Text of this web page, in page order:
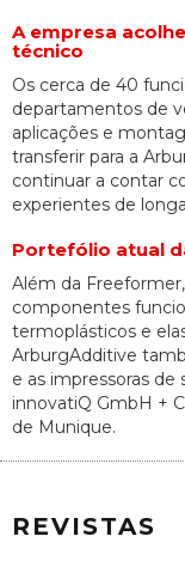
A empresa
técnico
Os cerca de 40
departamentos de
aplicações e
transferir para a
continuar a contar
experientes de
Portefólio atual
Além da
componentes
termoplásticos e
ArburgAdditive
e as impressoras
innovatiQ GmbH +
de Munique.
REVISTAS